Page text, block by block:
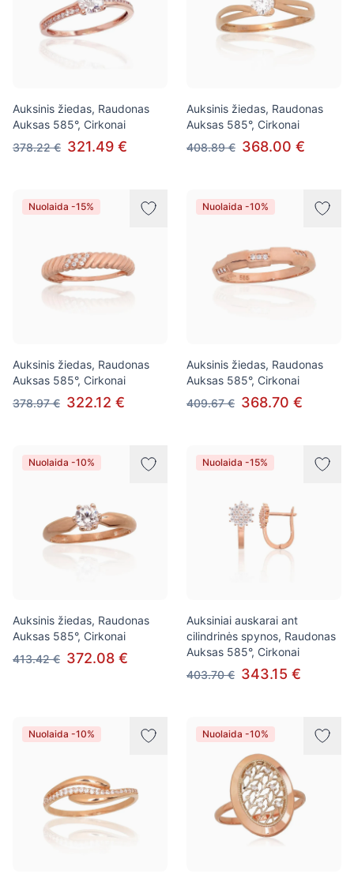
Auksinis žiedas, Raudonas
Auksas 585°, Cirkonai
378.22 € 321.49 €
Auksinis žiedas, Raudonas
Auksas 585°, Cirkonai
408.89 € 368.00 €
Nuolaida -15%
Auksinis žiedas, Raudonas
Auksas 585°, Cirkonai
378.97 € 322.12 €
Nuolaida -10%
Auksinis žiedas, Raudonas
Auksas 585°, Cirkonai
409.67 € 368.70 €
Nuolaida -10%
Auksinis žiedas, Raudonas
Auksas 585°, Cirkonai
413.42 € 372.08 €
Nuolaida -15%
Auksiniai auskarai ant
cilindrinės spynos, Raudonas
Auksas 585°, Cirkonai
403.70 € 343.15 €
Nuolaida -10% Nuolaida -10%